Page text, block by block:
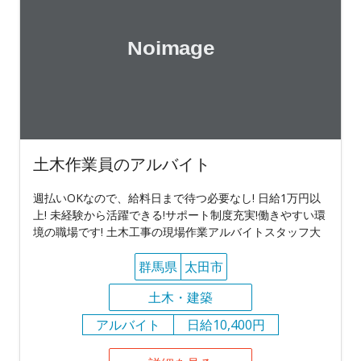
土木作業員のアルバイト
週払いOKなので、給料日まで待つ必要なし! 日給1万円以
上! 未経験から活躍できる!サポート制度充実!働きやすい環
境の職場です! 土木工事の現場作業アルバイトスタッフ大
群馬県 太田市
土木・建築
アルバイト
日給10,400円